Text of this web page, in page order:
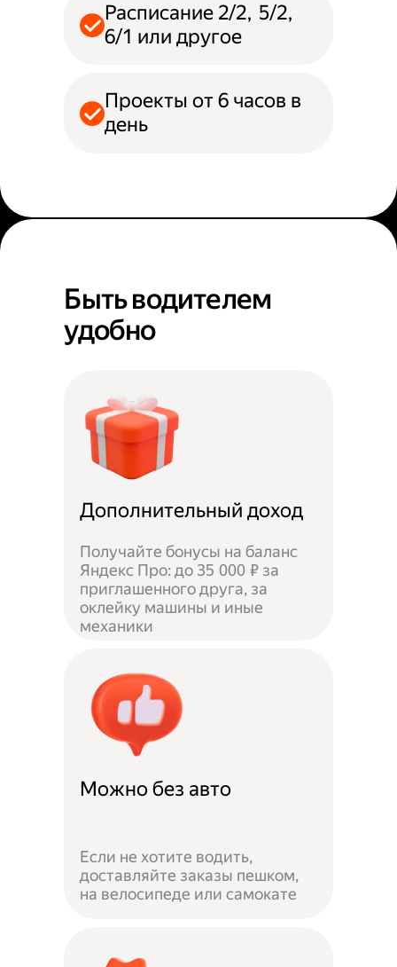
Расписание 2/2, 5/2,
6/1 или другое
Проекты от 6 часов в
день
Быть водителем
удобно
Дополнительный доход
Получайте бонусы на баланс
Яндекс Про: до 35 000 ₽ за
приглашенного друга, за
оклейку машины и иные
механики
Можно без авто
Если не хотите водить,
доставляйте заказы пешком,
на велосипеде или самокате